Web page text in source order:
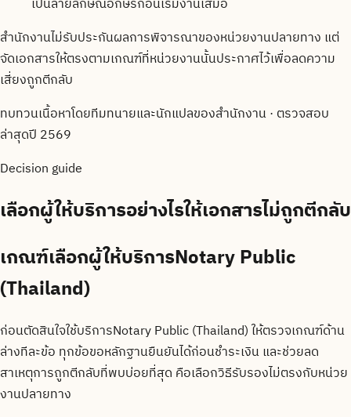
เป็นลายลักษณ์อักษรก่อนเริ่มงานเสมอ
สำนักงานไม่รับประกันผลการพิจารณาของหน่วยงานปลายทาง แต่
จัดเอกสารให้ตรงตามเกณฑ์ที่หน่วยงานนั้นประกาศไว้เพื่อลดความ
เสี่ยงถูกตีกลับ
ทบทวนเนื้อหาโดยทีมทนายและนักแปลของสำนักงาน · ตรวจสอบ
ล่าสุดปี 2569
Decision guide
เลือกผู้ให้บริการอย่างไรให้เอกสารไม่ถูกตีกลับ
เกณฑ์เลือกผู้ให้บริการNotary Public
(Thailand)
ก่อนตัดสินใจใช้บริการNotary Public (Thailand) ให้ตรวจเกณฑ์ด้าน
ล่างทีละข้อ ทุกข้อขอหลักฐานยืนยันได้ก่อนชำระเงิน และช่วยลด
สาเหตุการถูกตีกลับที่พบบ่อยที่สุด คือเลือกวิธีรับรองไม่ตรงกับหน่วย
งานปลายทาง